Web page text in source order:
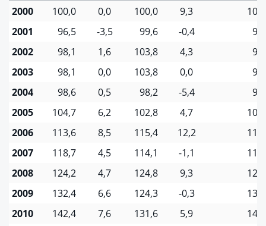
2000 100,0 0,0 100,0 9,3
2001
96,5 -3,5 99,6 -0,4
2002
98,1 1,6 103,8 4,3
2003
98,1 0,0 103,8 0,0
2004
98,6 0,5 98,2 -5,4
2005
104,7 6,2 102,8 4,7
2006
113,6 8,5 115,4 12,2
2007
118,7 4,5 114,1 -1,1
2008
124,2 4,7 124,8 9,3
2009
132,4 6,6 124,3 -0,3
2010
142,4 7,6 131,6 5,9